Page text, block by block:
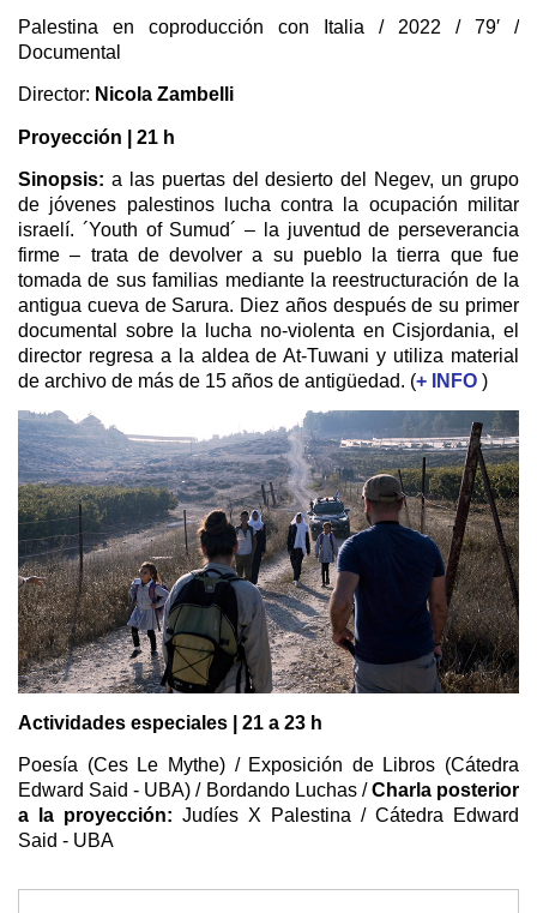
Palestina en coproducción con Italia / 2022 / 79′ /
Documental
Director: Nicola Zambelli
Proyección | 21 h
Sinopsis: a las puertas del desierto del Negev, un grupo
de jóvenes palestinos lucha contra la ocupación militar
israelí. ´Youth of Sumud´ – la juventud de perseverancia
firme – trata de devolver a su pueblo la tierra que fue
tomada de sus familias mediante la reestructuración de la
antigua cueva de Sarura. Diez años después de su primer
documental sobre la lucha no-violenta en Cisjordania, el
director regresa a la aldea de At-Tuwani y utiliza material
de archivo de más de 15 años de antigüedad. (+ INFO )
Actividades especiales | 21 a 23 h
Poesía (Ces Le Mythe) / Exposición de Libros (Cátedra
Edward Said - UBA) / Bordando Luchas /Charla posterior
a la proyección: Judíes X Palestina / Cátedra Edward
Said - UBA